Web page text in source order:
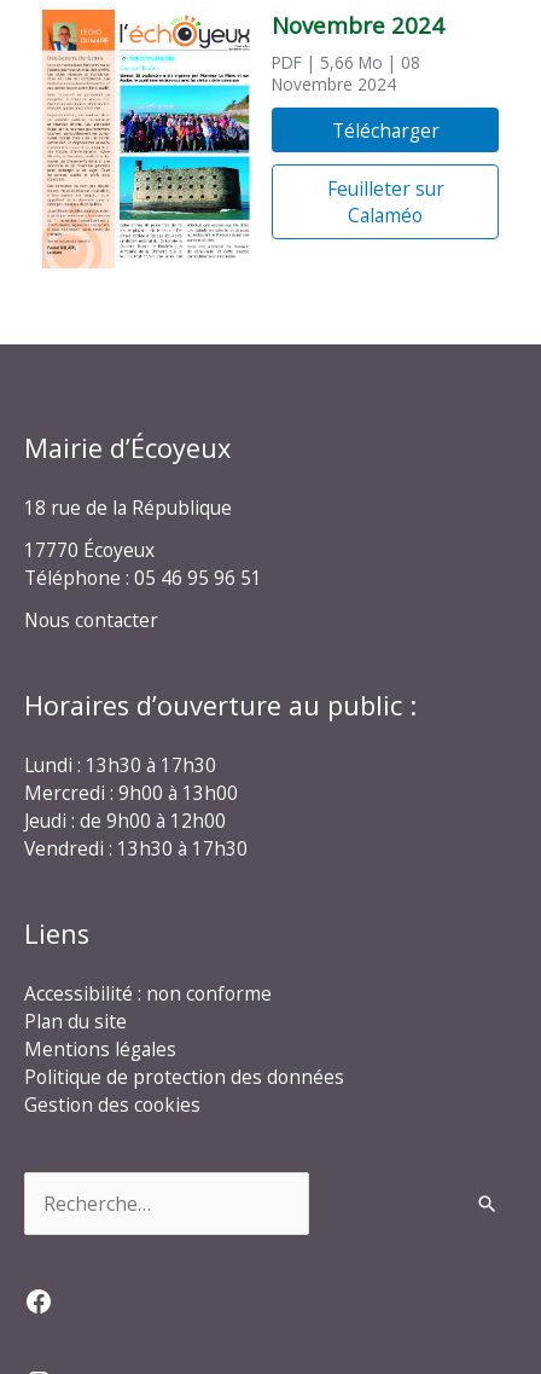
Novembre 2024
PDF | 5,66 Mo | 08
Novembre 2024
Télécharger
Feuilleter sur
Calaméo
Mairie d’Écoyeux
18 rue de la République
17770 Écoyeux
Téléphone : 05 46 95 96 51
Nous contacter
Horaires d’ouverture au public :
Lundi : 13h30 à 17h30
Mercredi : 9h00 à 13h00
Jeudi : de 9h00 à 12h00
Vendredi : 13h30 à 17h30
Liens
Accessibilité : non conforme
Plan du site
Mentions légales
Politique de protection des données
Gestion des cookies
Facebook